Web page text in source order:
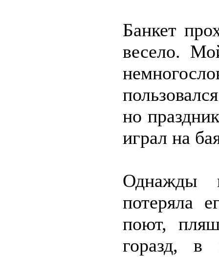
Банкет
весело.
но
играл на
Однажды
потеряла
поют,
горазд, в